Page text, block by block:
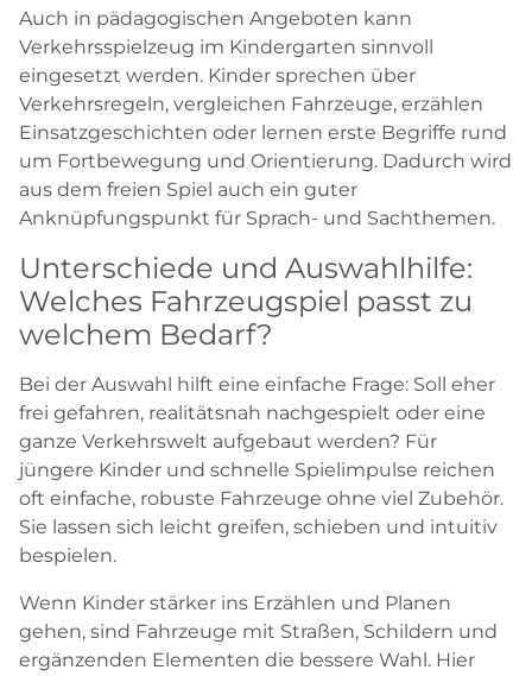
Auch in pädagogischen Angeboten kann
Verkehrsspielzeug im Kindergarten sinnvoll
eingesetzt werden. Kinder sprechen über
Verkehrsregeln, vergleichen Fahrzeuge, erzählen
Einsatzgeschichten oder lernen erste Begriffe rund
um Fortbewegung und Orientierung. Dadurch wird
aus dem freien Spiel auch ein guter
Anknüpfungspunkt für Sprach- und Sachthemen.
Unterschiede und Auswahlhilfe:
Welches Fahrzeugspiel passt zu
welchem Bedarf?
Bei der Auswahl hilft eine einfache Frage: Soll eher
frei gefahren, realitätsnah nachgespielt oder eine
ganze Verkehrswelt aufgebaut werden? Für
jüngere Kinder und schnelle Spielimpulse reichen
oft einfache, robuste Fahrzeuge ohne viel Zubehör.
Sie lassen sich leicht greifen, schieben und intuitiv
bespielen.
Wenn Kinder stärker ins Erzählen und Planen
gehen, sind Fahrzeuge mit Straßen, Schildern und
ergänzenden Elementen die bessere Wahl. Hier